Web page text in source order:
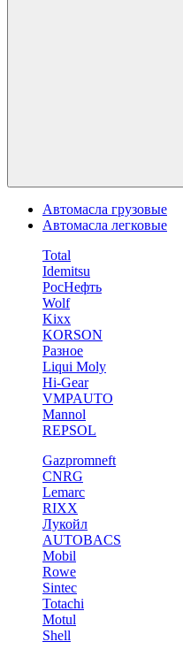
Автомасла грузовые
Автомасла легковые
Total
Idemitsu
РосНефть
Wolf
Kixx
KORSON
Разное
Liqui Moly
Hi-Gear
VMPAUTO
Mannol
REPSOL
Gazpromneft
CNRG
Lemarc
RIXX
Лукойл
AUTOBACS
Mobil
Rowe
Sintec
Totachi
Motul
Shell